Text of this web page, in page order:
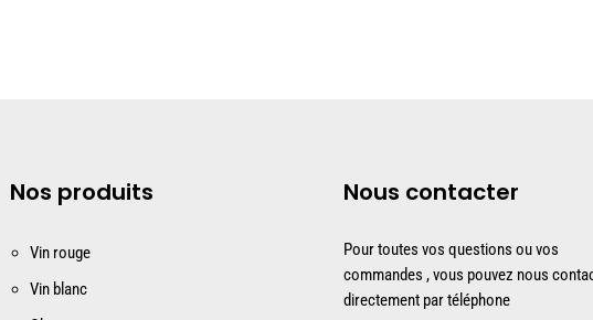
Nos produits
Vin rouge
Vin blanc
Nous contacter
Pour toutes vos questions ou vos
commandes , vous pouvez nous
directement par téléphone